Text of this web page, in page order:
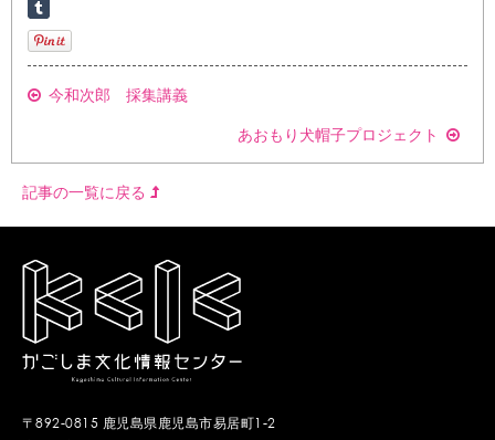
今和次郎 採集講義
あおもり犬帽子プロジェクト
記事の一覧に戻る
〒892-0815 鹿児島県鹿児島市易居町1-2